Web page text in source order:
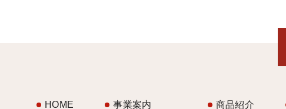
HOME 事業案内 商品紹介